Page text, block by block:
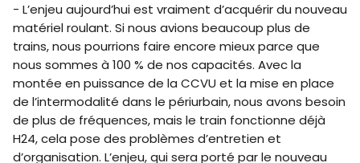
- L’enjeu aujourd’hui est vraiment d’acquérir du nouveau
matériel roulant. Si nous avions beaucoup plus de
trains, nous pourrions faire encore mieux parce que
nous sommes à 100 % de nos capacités. Avec la
montée en puissance de la CCVU et la mise en place
de l’intermodalité dans le périurbain, nous avons besoin
de plus de fréquences, mais le train fonctionne déjà
H24, cela pose des problèmes d’entretien et
d’organisation. L’enjeu, qui sera porté par le nouveau